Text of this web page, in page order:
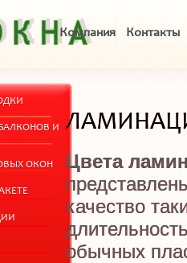
Компания Контакты
И
ОКОН
Цвета
качество
обычных